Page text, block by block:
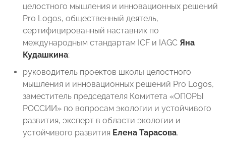
целостного мышления и инновационных решений
Pro Logos, общественный деятель,
сертифицированный наставник по
международным стандартам ICF и IAGC Яна
Кудашкина;
руководитель проектов школы целостного
мышления и инновационных решений Pro Logos,
заместитель председателя Комитета «ОПОРЫ
РОССИИ» по вопросам экологии и устойчивого
развития, эксперт в области экологии и
устойчивого развития Елена Тарасова.